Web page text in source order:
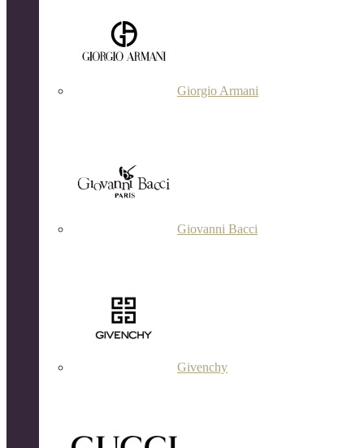
Giorgio Armani
Giovanni Bacci
Givenchy